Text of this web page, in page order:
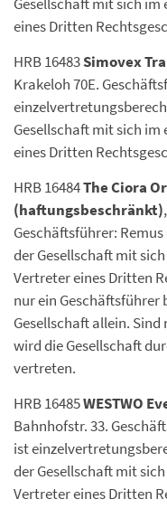
eines Dritten
HRB 16483Simovex
Krakeloh 70E.
Gesellschaft mit sich
eines Dritten
HRB 16484The Ciora
(haftungsbeschränkt)
Geschäftsführer:
der Gesellschaft mit
Vertreter eines Dritten
nur ein
Gesellschaft allein.
wird die Gesellschaft
vertreten.
HRB 16485WESTWO
Bahnhofstr. 33.
ist
der Gesellschaft mit
Vertreter eines Dritten